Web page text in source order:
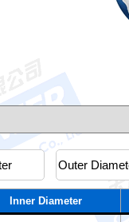
Inner Diameter